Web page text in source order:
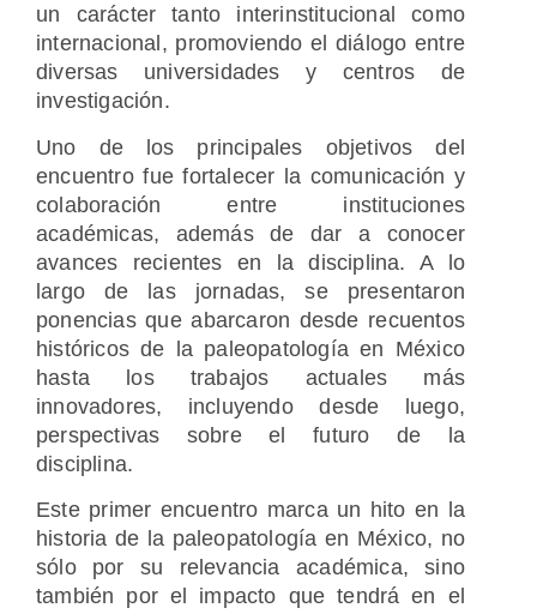
un carácter tanto interinstitucional como
internacional, promoviendo el diálogo entre
diversas universidades y centros de
investigación.
Uno de los principales objetivos del
encuentro fue fortalecer la comunicación y
colaboración entre instituciones
académicas, además de dar a conocer
avances recientes en la disciplina. A lo
largo de las jornadas, se presentaron
ponencias que abarcaron desde recuentos
históricos de la paleopatología en México
hasta los trabajos actuales más
innovadores, incluyendo desde luego,
perspectivas sobre el futuro de la
disciplina.
Este primer encuentro marca un hito en la
historia de la paleopatología en México, no
sólo por su relevancia académica, sino
también por el impacto que tendrá en el